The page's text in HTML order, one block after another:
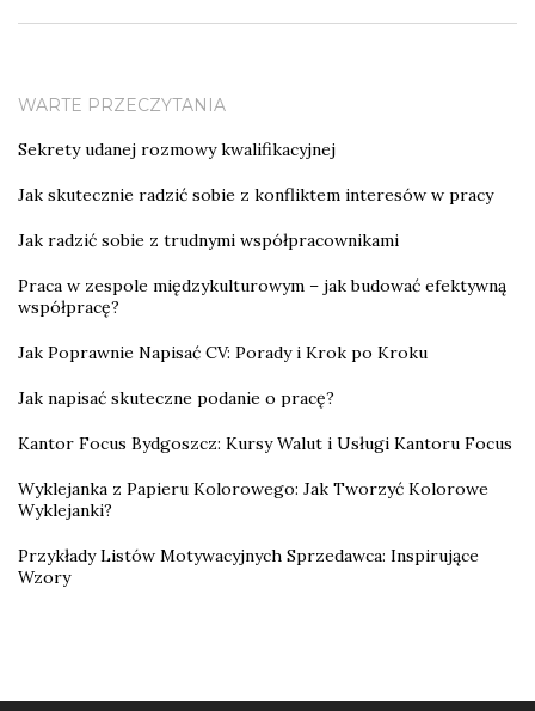
WARTE PRZECZYTANIA
Sekrety udanej rozmowy kwalifikacyjnej
Jak skutecznie radzić sobie z konfliktem interesów w pracy
Jak radzić sobie z trudnymi współpracownikami
Praca w zespole międzykulturowym – jak budować efektywną
współpracę?
Jak Poprawnie Napisać CV: Porady i Krok po Kroku
Jak napisać skuteczne podanie o pracę?
Kantor Focus Bydgoszcz: Kursy Walut i Usługi Kantoru Focus
Wyklejanka z Papieru Kolorowego: Jak Tworzyć Kolorowe
Wyklejanki?
Przykłady Listów Motywacyjnych Sprzedawca: Inspirujące
Wzory